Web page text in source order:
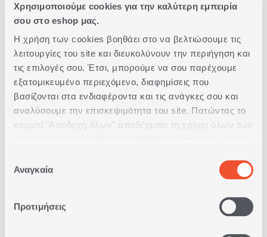
Χρησιμοποιούμε cookies για την καλύτερη εμπειρία
σου στο eshop μας.
Η χρήση των cookies βοηθάει στο να βελτιώσουμε τις
λειτουργίες του site και διευκολύνουν την περιήγηση και
τις επιλογές σου. Έτσι, μπορούμε να σου παρέχουμε
εξατομικευμένο περιεχόμενο, διαφημίσεις που
βασίζονται στα ενδιαφέροντα και τις ανάγκες σου και
αναλύσουμε την επισκεψιμότητα του site. Πατώντας το
κουμπί "Αποδοχή όλων" αποδέχεσαι τη χρήση όλων των
"Προσαρμογή".
συγκατάθεσης
Αναγκαία
Προτιμήσεις
ΣΕΤ 3ΤΜΧ ROMANCE
ΣΕ 1 ΧΡΩΜΑ
12,50€